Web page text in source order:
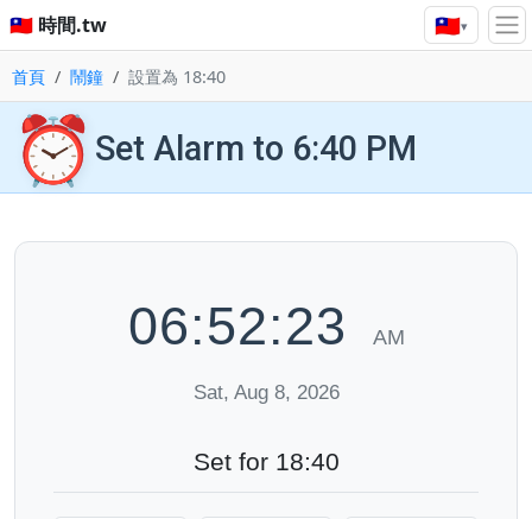
🇹🇼 時間.tw 🇹🇼▾
首頁 鬧鐘 設置為 18:40
⏰ Set Alarm to 6:40 PM
06:52:24 AM
Sat, Aug 8, 2026
Set for 18:40